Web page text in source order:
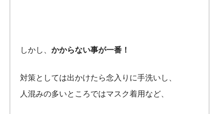
しかし、 かからない事が一番！
対策としては出かけたら念入りに手洗いし、
人混みの多いところではマスク着用など、